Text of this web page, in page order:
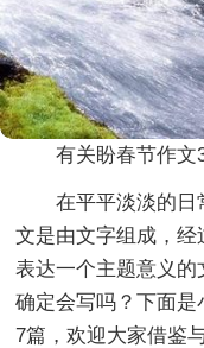
有关盼春节作文
在平平淡淡的
文是由文字组成，
表达一个主题意义
确定会写吗？下面
7篇，欢迎大家借鉴